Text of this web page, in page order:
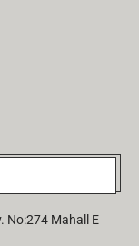
No:274 Mahall E